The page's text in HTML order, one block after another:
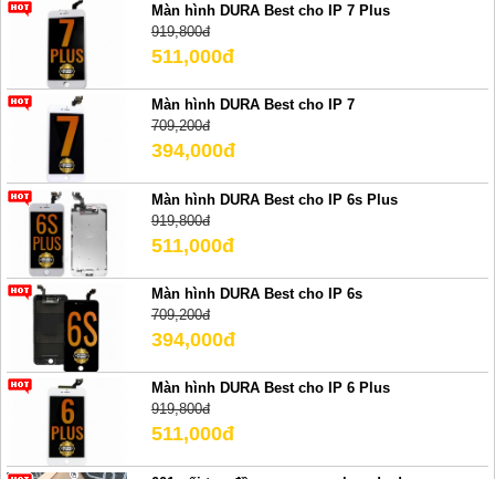
Màn hình DURA Best cho IP 7 Plus
919,800đ
511,000đ
Màn hình DURA Best cho IP 7
709,200đ
394,000đ
Màn hình DURA Best cho IP 6s Plus
919,800đ
511,000đ
Màn hình DURA Best cho IP 6s
709,200đ
394,000đ
Màn hình DURA Best cho IP 6 Plus
919,800đ
511,000đ